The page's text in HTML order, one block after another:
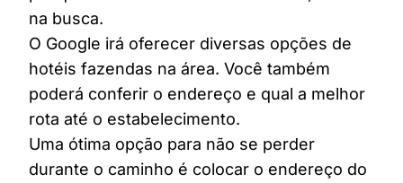
na busca.
O Google irá oferecer diversas opções de
hotéis fazendas na área. Você também
poderá conferir o endereço e qual a melhor
rota até o estabelecimento.
Uma ótima opção para não se perder
durante o caminho é colocar o endereço do